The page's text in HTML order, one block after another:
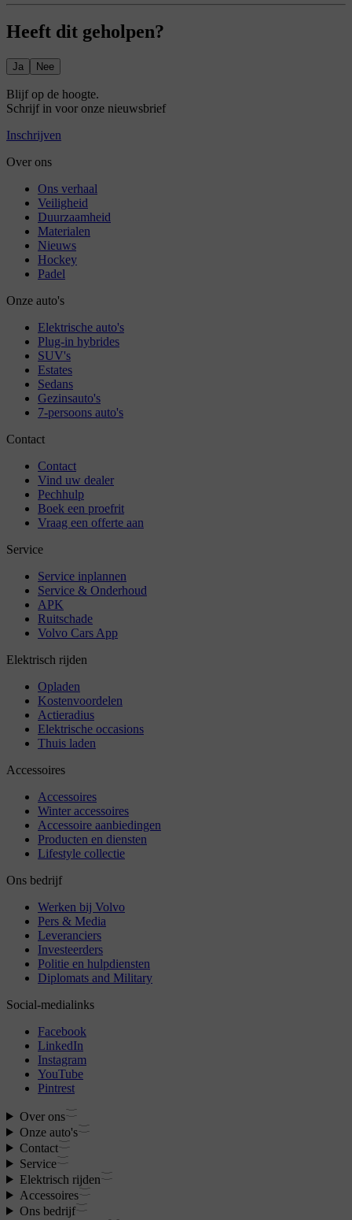
Heeft dit geholpen?
Ja Nee